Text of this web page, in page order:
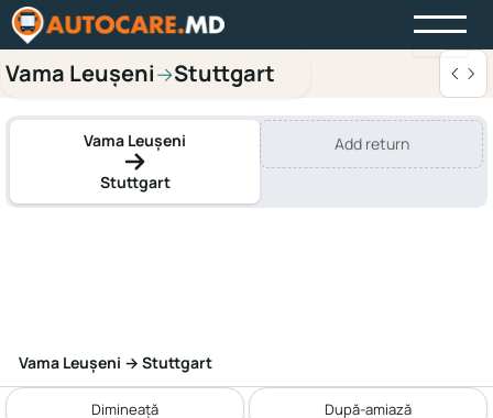
Vama Leușeni→Stuttgart
Vama Leușeni
Stuttgart
Add return
Vama Leușeni → Stuttgart
Dimineață După-amiază